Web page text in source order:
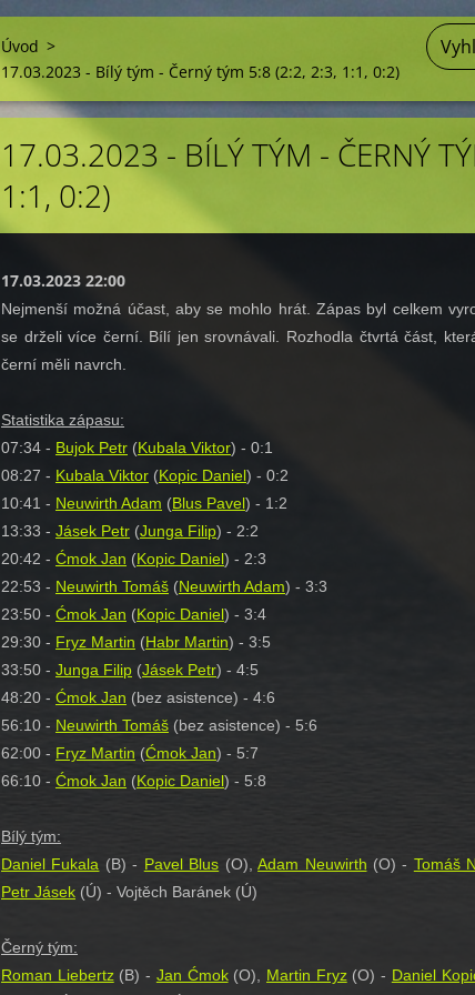
Úvod >
17.03.2023 - Bílý tým - Černý tým 5:8 (2:2, 2:3, 1:1, 0:2)
17.03.2023 - BÍLÝ TÝM - ČERNÝ
1:1, 0:2)
17.03.2023 22:00
Nejmenší možná účast, aby se mohlo hrát. Zápas byl celkem
se drželi více černí. Bílí jen srovnávali. Rozhodla čtvrtá část,
černí měli navrch.
Statistika zápasu:
07:34 - Bujok Petr (Kubala Viktor) - 0:1
08:27 - Kubala Viktor (Kopic Daniel) - 0:2
10:41 - Neuwirth Adam (Blus Pavel) - 1:2
13:33 - Jásek Petr (Junga Filip) - 2:2
20:42 - Ćmok Jan (Kopic Daniel) - 2:3
22:53 - Neuwirth Tomáš (Neuwirth Adam) - 3:3
23:50 - Ćmok Jan (Kopic Daniel) - 3:4
29:30 - Fryz Martin (Habr Martin) - 3:5
33:50 - Junga Filip (Jásek Petr) - 4:5
48:20 - Ćmok Jan (bez asistence) - 4:6
56:10 - Neuwirth Tomáš (bez asistence) - 5:6
62:00 - Fryz Martin (Ćmok Jan) - 5:7
66:10 - Ćmok Jan (Kopic Daniel) - 5:8
Bílý tým:
Daniel Fukala (B) - Pavel Blus (O),Adam Neuwirth (O) - Tomáš
Petr Jásek (Ú) - Vojtěch Baránek (Ú)
Černý tým:
Roman Liebertz(B) - Jan Ćmok(O), Martin Fryz(O) - Daniel